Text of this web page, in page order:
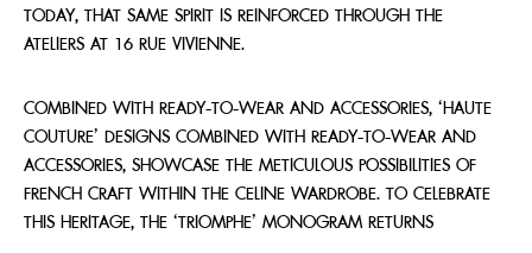
TODAY, THAT SAME SPIRIT IS REINFORCED THROUGH THE
ATELIERS AT 16 RUE VIVIENNE.
COMBINED WITH READY-TO-WEAR AND ACCESSORIES, ‘HAUTE
COUTURE’ DESIGNS COMBINED WITH READY-TO-WEAR AND
ACCESSORIES, SHOWCASE THE METICULOUS POSSIBILITIES OF
FRENCH CRAFT WITHIN THE CELINE WARDROBE. TO CELEBRATE
THIS HERITAGE, THE ‘TRIOMPHE’ MONOGRAM RETURNS